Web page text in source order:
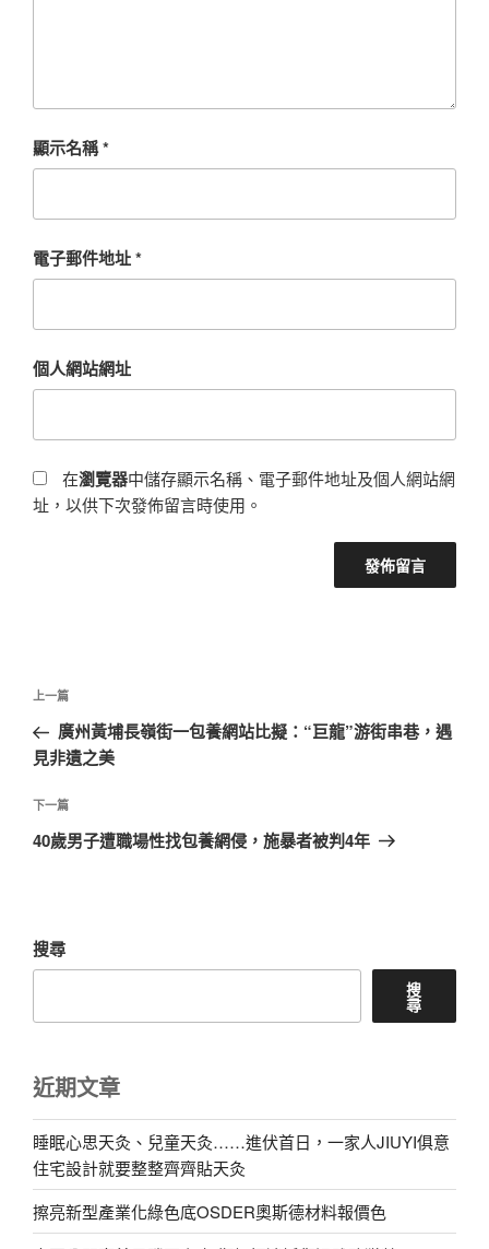
顯示名稱*
電子郵件地址*
個人網站網址
在瀏覽器中儲存顯示名稱、電子郵件地址及個人網站網
址，以供下次發佈留言時使用。
文
導
覽
上
一
篇
章
上一篇
廣州黃埔長嶺街一包養網站比擬：“巨龍”游街串巷，遇
見非遺之美
下
一
下一篇
40歲男子遭職場性找包養網侵，施暴者被判4年
搜尋
搜
尋
近期文章
睡眠心思天灸、兒童天灸……進伏首日，一家人JIUYI俱意
住宅設計就要整整齊齊貼天灸
擦亮新型產業化綠色底OSDER奧斯德材料報價色